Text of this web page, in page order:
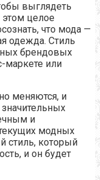
выглядеть
целое
что мода —
одежда. Стиль
брендовых
маркете или
меняются, и
и
модных
стиль, который
и он будет